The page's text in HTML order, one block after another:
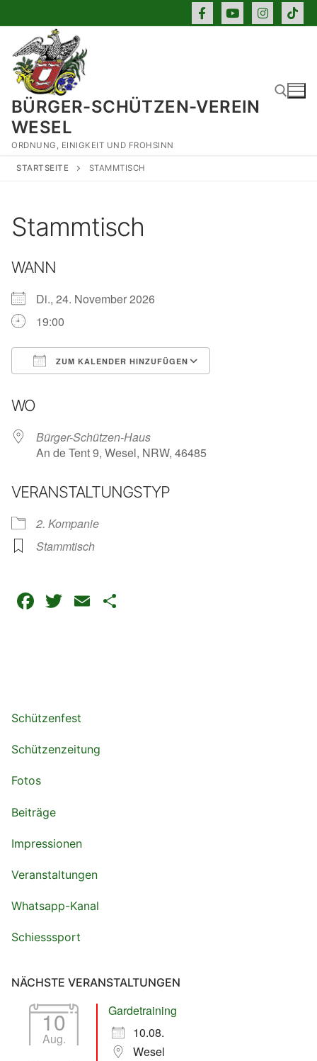
Inhalt
springen
BÜRGER-SCHÜTZEN-VEREIN
WESEL
ORDNUNG, EINIGKEIT UND FROHSINN
Suchen nach:
STARTSEITE STAMMTISCH
Stammtisch
WANN
Di., 24. November 2026
19:00
ZUM KALENDER HINZUFÜGEN
WO
Bürger-Schützen-Haus
An de Tent 9, Wesel, NRW, 46485
VERANSTALTUNGSTYP
2. Kompanie
Stammtisch
Facebook
Twitter
Email
Schützenfest
Schützenzeitung
Fotos
Beiträge
Impressionen
Veranstaltungen
Whatsapp-Kanal
Schiesssport
NÄCHSTE VERANSTALTUNGEN
10
Aug.
Gardetraining
10.08.
Wesel